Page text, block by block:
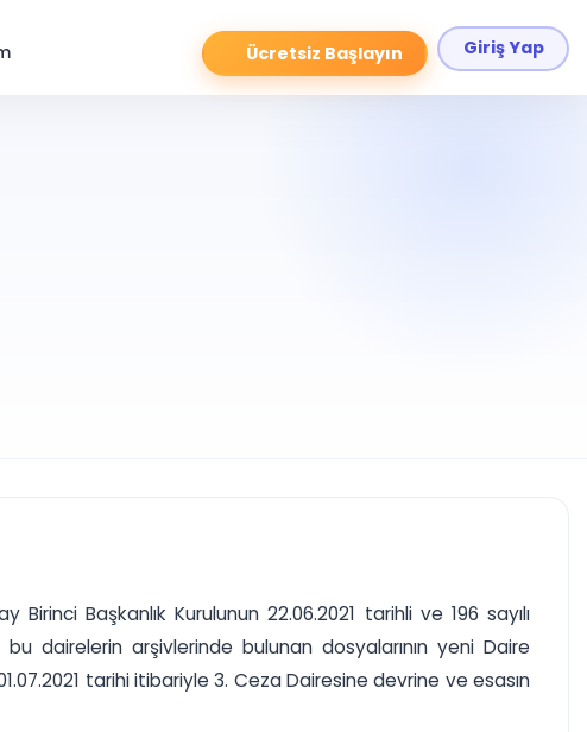
Ücretsiz Başlayın Giriş Yap
Başkanlık Kurulunun 22.06.2021 tarihli ve 196 sayılı
dairelerin arşivlerinde bulunan dosyalarının yeni Daire
tarihi itibariyle 3. Ceza Dairesine devrine ve esasın